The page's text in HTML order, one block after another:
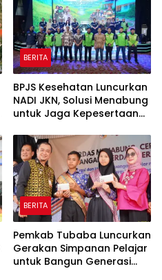
BERITA
BPJS Kesehatan Luncurkan
NADI JKN, Solusi Menabung
untuk Jaga Kepesertaan
BERITA
Pemkab Tubaba Luncurkan
Gerakan Simpanan Pelajar
untuk Bangun Generasi